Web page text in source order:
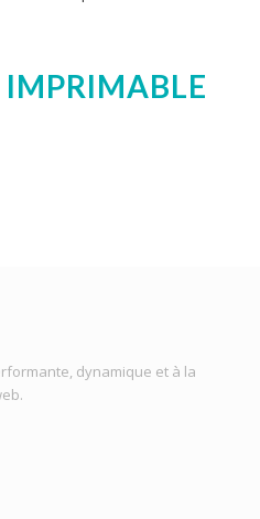
IMPRIMABLE
dynamique et à la